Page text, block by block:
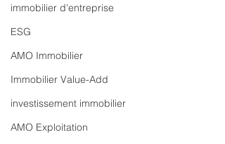
immobilier d'entreprise
ESG
AMO Immobilier
Immobilier Value-Add
investissement immobilier
AMO Exploitation